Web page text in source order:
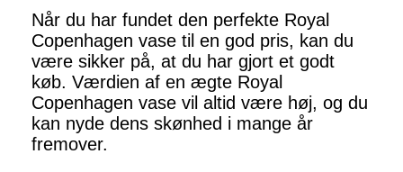
Når du har fundet den perfekte Royal
Copenhagen vase til en god pris, kan du
være sikker på, at du har gjort et godt
køb. Værdien af en ægte Royal
Copenhagen vase vil altid være høj, og du
kan nyde dens skønhed i mange år
fremover.